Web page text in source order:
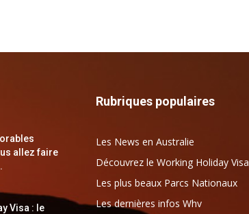
allez faire
Visa : le
Rubriques populaires
Les News en Australie
Découvrez le Working Holiday Visa
Les plus beaux Parcs Nationaux
Les dernières infos Whv